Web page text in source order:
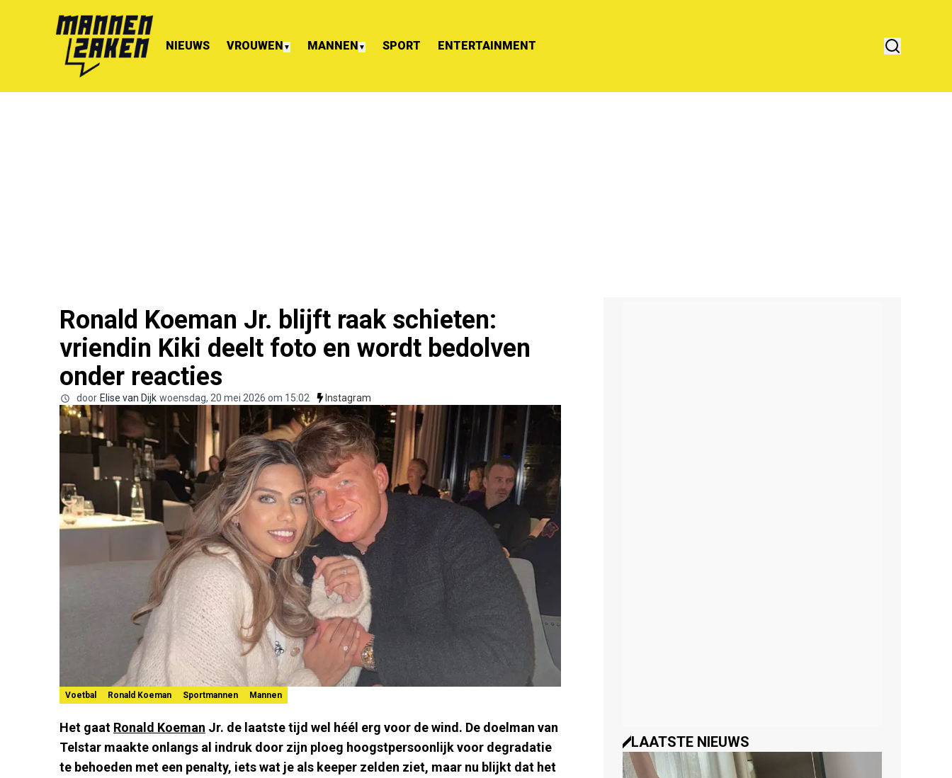
NIEUWS VROUWEN ▼ MANNEN ▼ SPORT ENTERTAINMENT
Ronald Koeman Jr. blijft raak schieten:
vriendin Kiki deelt foto en wordt bedolven
onder reacties
door Elise van Dijk woensdag, 20 mei 2026 om 15:02 Instagram
Voetbal Ronald Koeman Sportmannen Mannen
Het gaat Ronald Koeman Jr. de laatste tijd wel héél erg voor de wind. De doelman van
Telstar maakte onlangs al indruk door zijn ploeg hoogstpersoonlijk voor degradatie
te behoeden met een penalty, iets wat je als keeper zelden ziet, maar nu blijkt dat het
LAATSTE NIEUWS